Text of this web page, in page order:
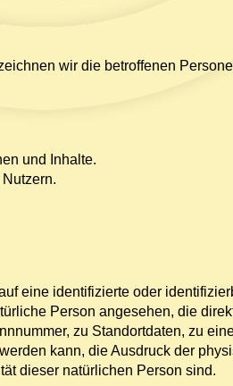
wir die betroffenen
und Inhalte.
eine identifizierte oder
Person angesehen, die
zu Standortdaten, zu
kann, die Ausdruck der
dieser natürlichen Person sind.